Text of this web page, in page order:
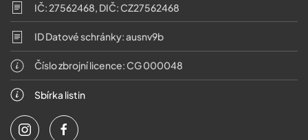
IČ: 27562468, DIČ: CZ27562468
ID Datové schránky: ausnv9b
Číslo zbrojní licence: CG 000048
Sbírka listin